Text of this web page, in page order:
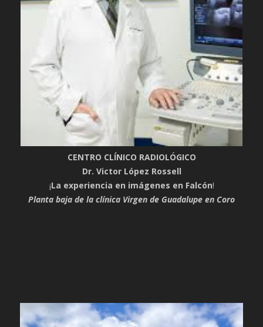
CENTRO CLÍNICO RADIOLÓGICO
Dr. Victor López Rossell
¡La experiencia en imágenes en Falcón!
Planta baja de la clínica Virgen de Guadalupe en Coro